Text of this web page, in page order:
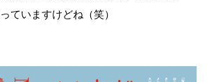
ていますけどね（笑）